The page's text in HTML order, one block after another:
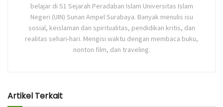
belajar di S1 Sejarah Peradaban Islam Universitas Islam
Negeri (UIN) Sunan Ampel Surabaya. Banyak menulis isu
sosial, keislaman dan spiritualitas, pendidikan kritis, dan
realitas sehari-hari. Mengisi waktu dengan membaca buku,
nonton film, dan traveling.
Artikel Terkait